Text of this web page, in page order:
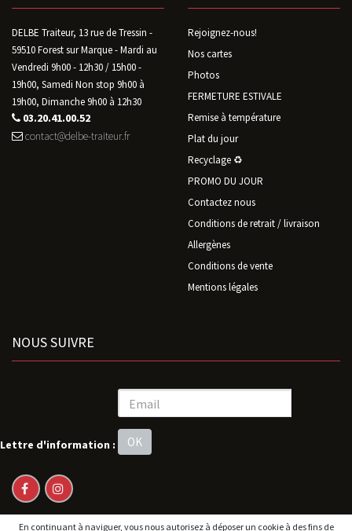
DELBE Traiteur, 13 rue de Tressin -
59510 Forest sur Marque - Mardi au
Vendredi 9h00 - 12h30 / 15h00 -
19h00, Samedi Non stop 9h00 à
19h00, Dimanche 9h00 à 12h30
03.20.41.00.52
contact@delbe-traiteur.fr
Rejoignez-nous!
Nos cartes
Photos
FERMETURE ESTIVALE
Remise à température
Plat du jour
Recyclage ♻️
PROMO DU JOUR
Contactez nous
Conditions de retrait / livraison
Allergènes
Conditions de vente
Mentions légales
NOUS SUIVRE
Lettre d'information : OK
En continuant à naviguer, vous nous autorisez à déposer un cookie à des fins de